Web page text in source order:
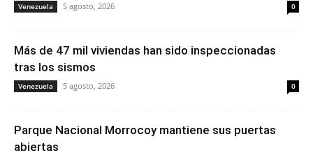
Venezuela 5 agosto, 2026 0
Más de 47 mil viviendas han sido inspeccionadas
tras los sismos
Venezuela 5 agosto, 2026 0
Parque Nacional Morrocoy mantiene sus puertas
abiertas